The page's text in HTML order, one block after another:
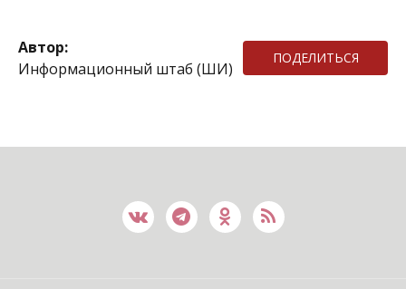
Автор:
Информационный штаб (ШИ)
ПОДЕЛИТЬСЯ